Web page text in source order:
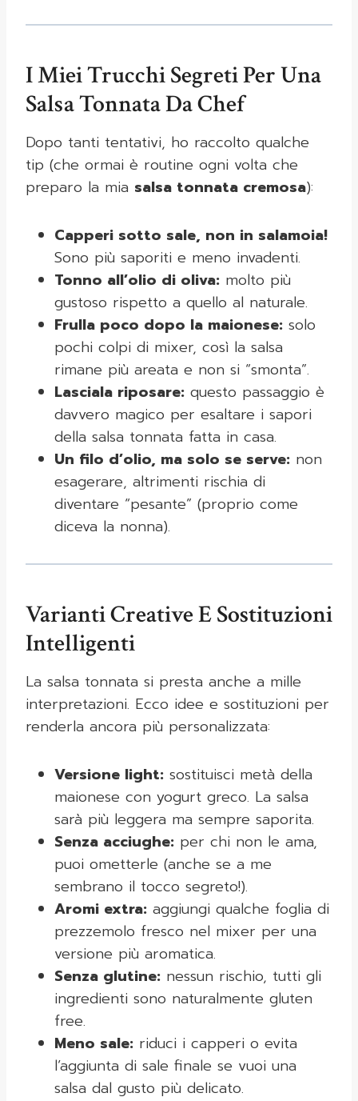
I Miei Trucchi Segreti Per Una
Salsa Tonnata Da Chef
Dopo tanti tentativi, ho raccolto qualche
tip (che ormai è routine ogni volta che
preparo la mia salsa tonnata cremosa):
Capperi sotto sale, non in salamoia!
Sono più saporiti e meno invadenti.
Tonno all’olio di oliva: molto più
gustoso rispetto a quello al naturale.
Frulla poco dopo la maionese: solo
pochi colpi di mixer, così la salsa
rimane più areata e non si “smonta”.
Lasciala riposare: questo passaggio è
davvero magico per esaltare i sapori
della salsa tonnata fatta in casa.
Un filo d’olio, ma solo se serve: non
esagerare, altrimenti rischia di
diventare “pesante” (proprio come
diceva la nonna).
Varianti Creative E Sostituzioni
Intelligenti
La salsa tonnata si presta anche a mille
interpretazioni. Ecco idee e sostituzioni per
renderla ancora più personalizzata:
Versione light: sostituisci metà della
maionese con yogurt greco. La salsa
sarà più leggera ma sempre saporita.
Senza acciughe: per chi non le ama,
puoi ometterle (anche se a me
sembrano il tocco segreto!).
Aromi extra: aggiungi qualche foglia di
prezzemolo fresco nel mixer per una
versione più aromatica.
Senza glutine: nessun rischio, tutti gli
ingredienti sono naturalmente gluten
free.
Meno sale: riduci i capperi o evita
l’aggiunta di sale finale se vuoi una
salsa dal gusto più delicato.